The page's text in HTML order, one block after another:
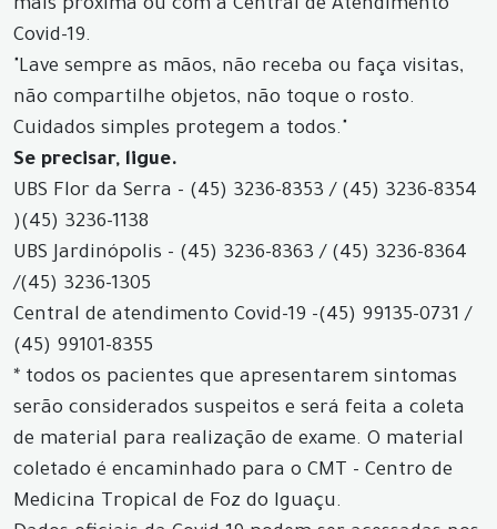
mais próxima ou com a Central de Atendimento
Covid-19.
"Lave sempre as mãos, não receba ou faça visitas,
não compartilhe objetos, não toque o rosto.
Cuidados simples protegem a todos."
Se precisar, ligue.
UBS Flor da Serra - (45) 3236-8353 / (45) 3236-8354
)(45) 3236-1138
UBS Jardinópolis - (45) 3236-8363 / (45) 3236-8364
/(45) 3236-1305
Central de atendimento Covid-19 -(45) 99135-0731 /
(45) 99101-8355
* todos os pacientes que apresentarem sintomas
serão considerados suspeitos e será feita a coleta
de material para realização de exame. O material
coletado é encaminhado para o CMT - Centro de
Medicina Tropical de Foz do Iguaçu.